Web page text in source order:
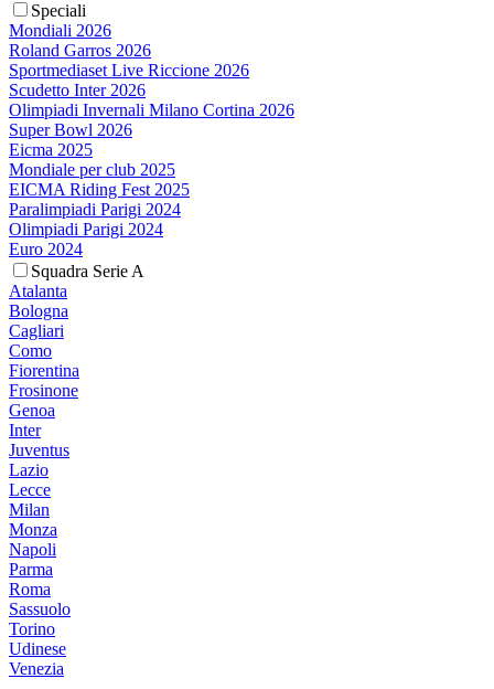
Speciali
Mondiali 2026
Roland Garros 2026
Sportmediaset Live Riccione 2026
Scudetto Inter 2026
Olimpiadi Invernali Milano Cortina 2026
Super Bowl 2026
Eicma 2025
Mondiale per club 2025
EICMA Riding Fest 2025
Paralimpiadi Parigi 2024
Olimpiadi Parigi 2024
Euro 2024
Squadra Serie A
Atalanta
Bologna
Cagliari
Como
Fiorentina
Frosinone
Genoa
Inter
Juventus
Lazio
Lecce
Milan
Monza
Napoli
Parma
Roma
Sassuolo
Torino
Udinese
Venezia